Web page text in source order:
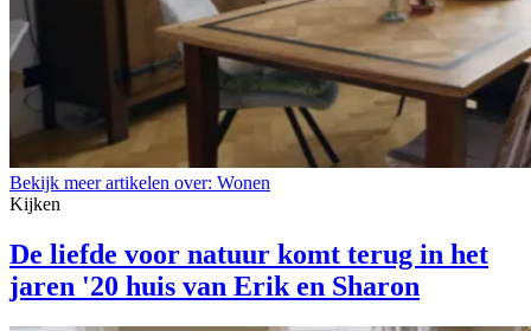
Bekijk meer artikelen over: Wonen
Kijken
De liefde voor natuur komt terug in het
jaren '20 huis van Erik en Sharon